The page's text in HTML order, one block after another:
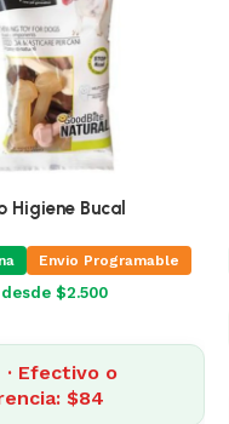
Higiene Bucal
Envio Programable
$2.500
· Efectivo o
$84